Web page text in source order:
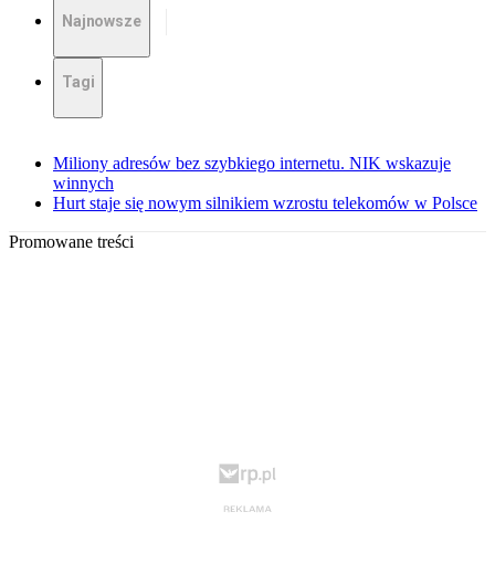
Najnowsze
Tagi
Miliony adresów bez szybkiego internetu. NIK wskazuje
winnych
Hurt staje się nowym silnikiem wzrostu telekomów w Polsce
Promowane treści